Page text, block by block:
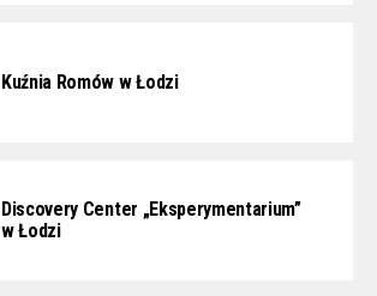
Kuźnia Romów w Łodzi
Discovery Center „Eksperymentarium”
w Łodzi